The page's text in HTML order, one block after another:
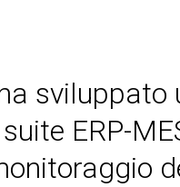
ERP-